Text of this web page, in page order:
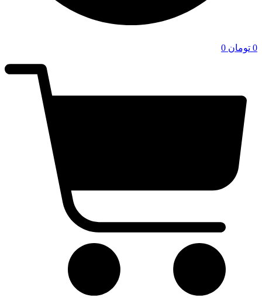
0 تومان 0